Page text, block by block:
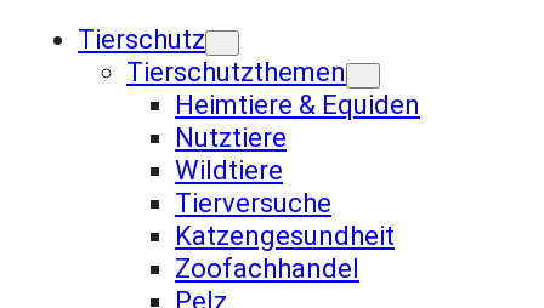
Tierschutz
Tierschutzthemen
Heimtiere & Equiden
Nutztiere
Wildtiere
Tierversuche
Katzengesundheit
Zoofachhandel
Pelz